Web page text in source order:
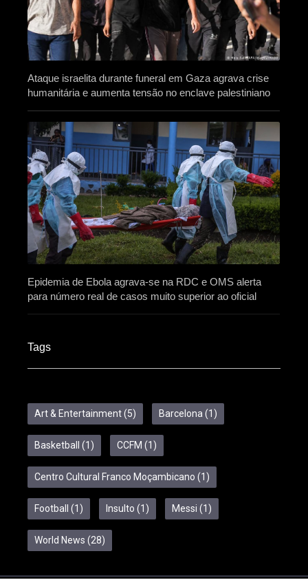
Ataque israelita durante funeral em Gaza agrava crise
humanitária e aumenta tensão no enclave palestiniano
Epidemia de Ebola agrava-se na RDC e OMS alerta
para número real de casos muito superior ao oficial
Tags
Art & Entertainment(5) Barcelona (1)
Basketball (1) CCFM (1)
Centro Cultural Franco Moçambicano (1)
Football (1) Insulto (1) Messi (1)
World News (28)